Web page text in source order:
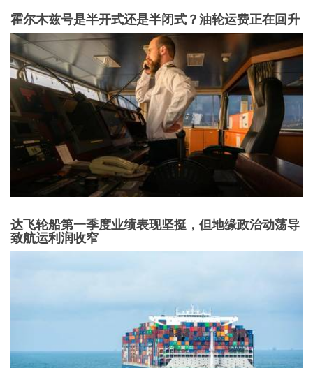
霍尔木兹号是半开式还是半闭式？油轮运费正在回升
达飞轮船第一季度业绩表现坚挺，但地缘政治动荡导
致航运利润收窄